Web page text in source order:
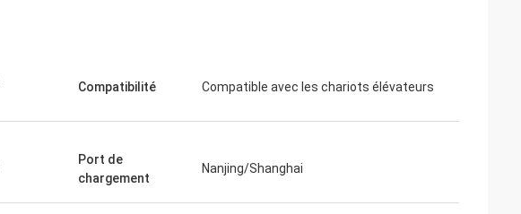
Compatibilité Compatible avec les chariots élévateurs
Port de
chargement
Nanjing/Shanghai